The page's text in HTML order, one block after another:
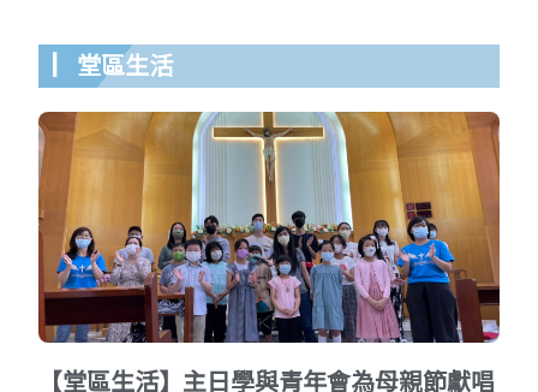
▏堂區生活
【堂區生活】主日學與青年會為母親節獻唱